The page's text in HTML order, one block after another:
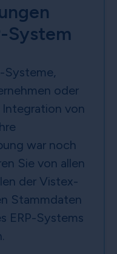
System
Systeme,
oder
von
war noch
Sie von allen
der Vistex-
Stammdaten
ERP-Systems